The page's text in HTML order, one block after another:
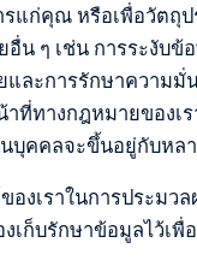
รแก่คุณ หรือเพื่อวัตถุ
น ๆ เช่น การระงับข้
ละการรักษาความมั่
ที่ทางกฎหมายของเร
บุคคลจะขึ้นอยู่กับหล
องเราในการประมว
งเก็บรักษาข้อมูลไว้เพื่